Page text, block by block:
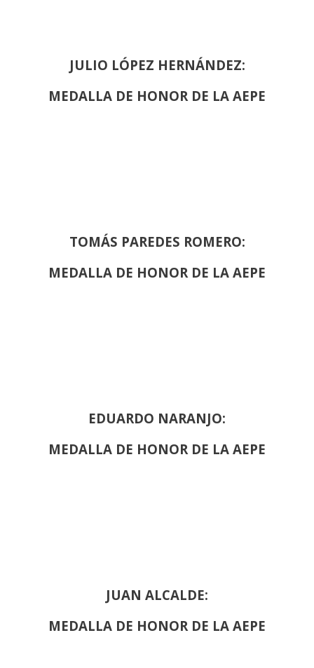
JULIO LÓPEZ HERNÁNDEZ:
MEDALLA DE HONOR DE LA AEPE
TOMÁS PAREDES ROMERO:
MEDALLA DE HONOR DE LA AEPE
EDUARDO NARANJO:
MEDALLA DE HONOR DE LA AEPE
JUAN ALCALDE:
MEDALLA DE HONOR DE LA AEPE